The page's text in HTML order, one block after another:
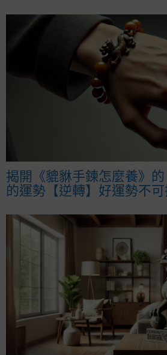
揭開《貔貅手鍊怎麼養》
的運勢【逆轉】好運勢不可